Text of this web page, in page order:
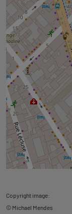
Copyright image:
© Michael Mendes